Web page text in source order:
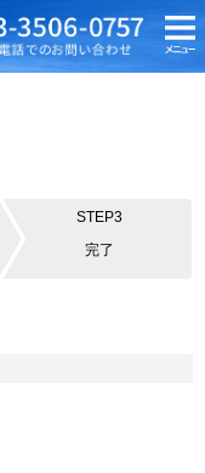
STEP3
完了